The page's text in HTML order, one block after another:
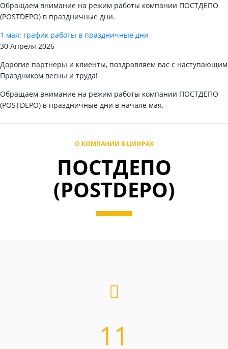
Обращаем внимание на режим работы компании ПОСТДЕПО
(POSTDEPO) в праздничные дни.
1 мая: график работы в праздничные дни
30 Апреля 2026
Дорогие партнеры и клиенты, поздравляем вас с наступающим
Праздником весны и труда!
Обращаем внимание на режим работы компании ПОСТДЕПО
(POSTDEPO) в праздничные дни в начале мая.
О КОМПАНИИ В ЦИФРАХ
ПОСТДЕПО
(POSTDEPO)
11